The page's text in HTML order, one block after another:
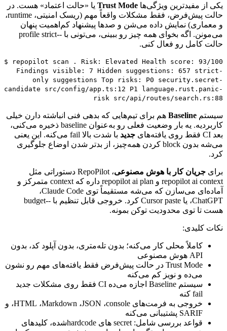
یکی از مفیدترین ویژگی‌ها Trust Mode یا «حالت اعتماد» هست. در
حالت پیش‌فرض، فقط مشکلات واقعاً مهم (ریسک امنیتی، runtime،
و معماری) نمایش داده می‌شن و صدها پیشنهاد کم‌اهمیت پنهان
می‌مونن. اگه بخوای همه چیز رو ببینی، می‌تونی با --
profile strict
حالت کامل رو فعال کنی.
$ repopilot scan . Risk: Elevated Health score: 93/100
Findings visible: 7 Hidden suggestions: 657 strict-
only suggestions Top risks: P0 security.secret-
candidate src/config/app.ts:12 P1 language.rust.panic-
risk src/api/routes/search.rs:88
سیستم Baseline هم برای تیم‌هایی که بدهی فنی انباشته دارن خیلی
کاربردیه. یه بار وضعیت فعلی رو به‌عنوان baseline ذخیره می‌کنی،
بعد CI فقط روی یافته‌های جدید با شدت بالا fail می‌کنه. این یعنی
می‌شه بدون block کردن همه‌چیز، از بدتر شدن اوضاع جلوگیری
کرد.
برای جریان کار با هوش مصنوعی، RepoPilot دستوراتی مثل
repopilot ai context و repopilot ai plan داره که context متمرکز و
آماده‌ای می‌سازن که می‌شه مستقیماً توی Claude Code،
ChatGPT، یا Cursor paste کرد. خروجی قابل تنظیم با --
budget
هست تا توی محدودیت توکن بمونه.
نکات کلیدی:
کاملاً محلی کار می‌کنه؛ بدون تله‌متری، بدون آپلود کد، بدون
API هوش مصنوعی
Trust Mode در حالت پیش‌فرض فقط یافته‌های مهم رو نشون
می‌ده و نویز کم می‌کنه
سیستم Baseline اجازه می‌ده CI فقط روی مشکلات جدید
fail کنه
خروجی به فرمت‌های console، JSON، Markdown، HTML، و
SARIF پشتیبانی می‌کنه
قواعد بررسی شامل: secret های hardcode‌شده، کلیدهای